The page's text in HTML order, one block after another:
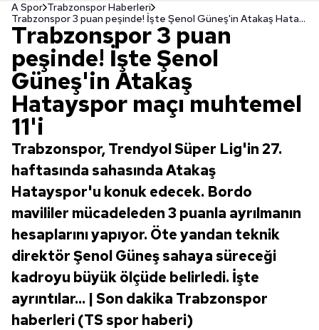
A Spor Trabzonspor Haberleri
Trabzonspor 3 puan peşinde! İşte Şenol Güneş'in Atakaş Hatayspor maçı muhtemel 11'i
Trabzonspor 3 puan
peşinde! İşte Şenol
Güneş'in Atakaş
Hatayspor maçı muhtemel
11'i
Trabzonspor, Trendyol Süper Lig'in 27.
haftasında sahasında Atakaş
Hatayspor'u konuk edecek. Bordo
mavililer mücadeleden 3 puanla ayrılmanın
hesaplarını yapıyor. Öte yandan teknik
direktör Şenol Güneş sahaya süreceği
kadroyu büyük ölçüde belirledi. İşte
ayrıntılar... | Son dakika Trabzonspor
haberleri (TS spor haberi)